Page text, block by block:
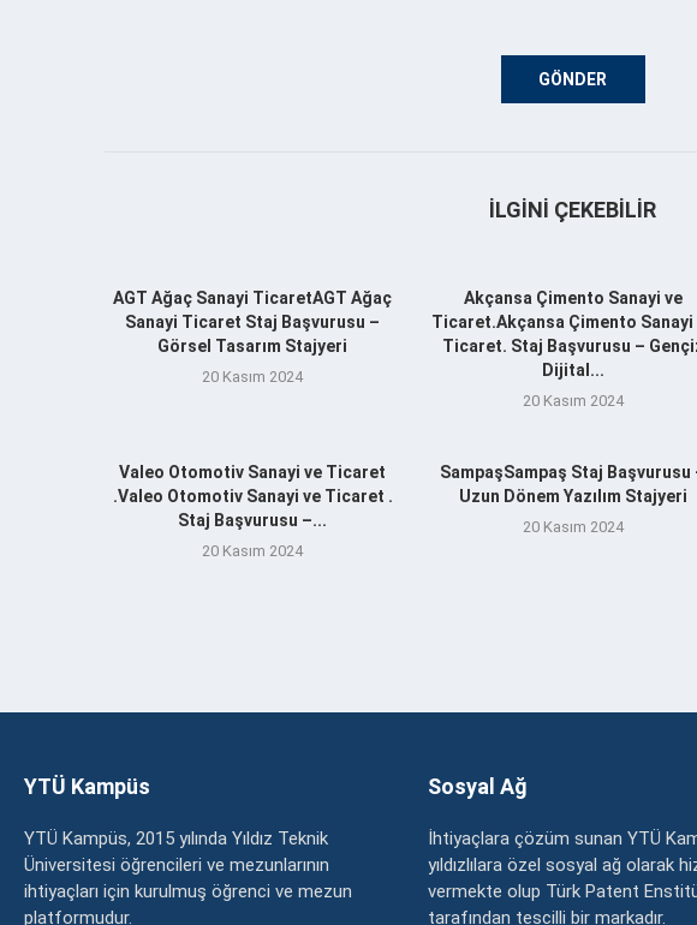
İLGINI ÇEKEBILIR
AGT Ağaç Sanayi TicaretAGT Ağaç
Sanayi Ticaret Staj Başvurusu –
Görsel Tasarım Stajyeri
20 Kasım 2024
Akçansa Çimento Sanayi ve
Ticaret.Akçansa Çimento Sanayi
Ticaret. Staj Başvurusu –
Dijital...
20 Kasım 2024
Valeo Otomotiv Sanayi ve Ticaret
.Valeo Otomotiv Sanayi ve Ticaret .
Staj Başvurusu –...
20 Kasım 2024
SampaşSampaş Staj Başvurusu
Uzun Dönem Yazılım Stajyeri
20 Kasım 2024
YTÜ Kampüs
YTÜ Kampüs, 2015 yılında Yıldız Teknik
Üniversitesi öğrencileri ve mezunlarının
ihtiyaçları için kurulmuş öğrenci ve mezun
platformudur.
Sosyal Ağ
İhtiyaçlara çözüm sunan YTÜ
yıldızlılara özel sosyal ağ olarak
vermekte olup Türk Patent
tarafından tescilli bir markadır.